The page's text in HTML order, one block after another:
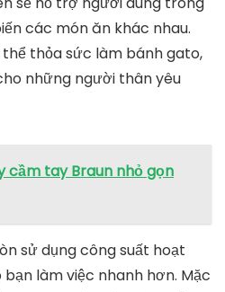
các món ăn khác nhau.
thỏa sức làm bánh gato,
những người thân yêu
cầm tay Braun nhỏ gọn
sử dụng công suất hoạt
làm việc nhanh hơn. Mặc